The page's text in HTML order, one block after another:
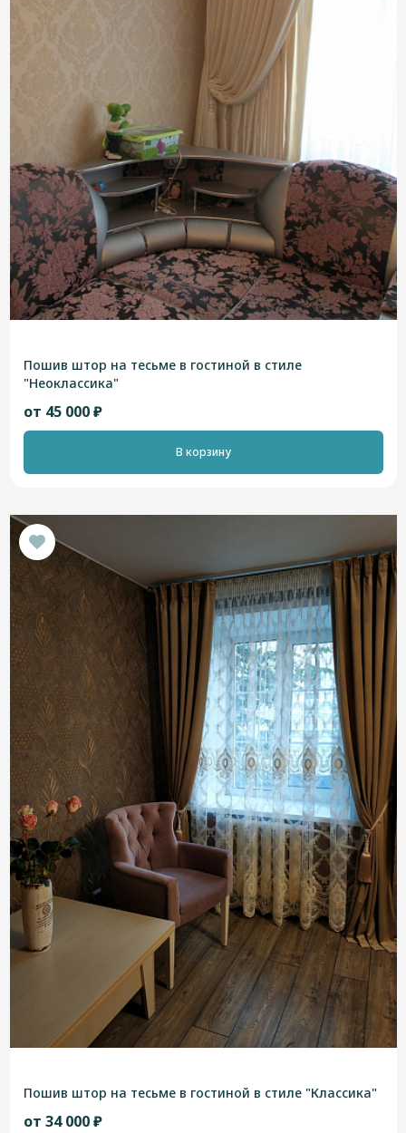
Пошив штор на тесьме в гостиной в стиле
"Неоклассика"
от 45 000 ₽
В корзину
Пошив штор на тесьме в гостиной в стиле "Классика"
от 34 000 ₽